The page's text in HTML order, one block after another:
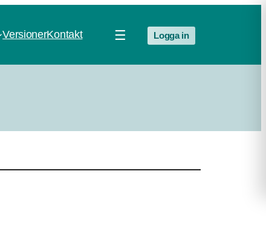
VersionerKontakt ☰ Logga in